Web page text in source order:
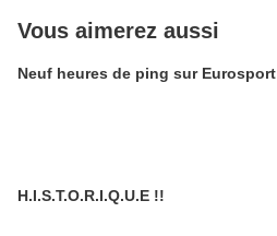
Vous aimerez aussi
Neuf heures de ping sur Eurosport
H.I.S.T.O.R.I.Q.U.E !!